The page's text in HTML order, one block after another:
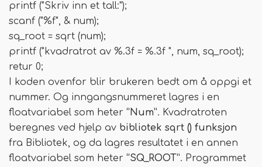
printf ("Skriv inn et tall:");
scanf ("%f", & num);
sq_root = sqrt (num);
printf ("kvadratrot av %.3f = %.3f ", num, sq_root);
retur 0;
I koden ovenfor blir brukeren bedt om å oppgi et
nummer. Og inngangsnummeret lagres i en
floatvariabel som heter “Num”. Kvadratroten
beregnes ved hjelp av bibliotek sqrt () funksjon
fra Bibliotek, og da lagres resultatet i en annen
floatvariabel som heter “SQ_ROOT”. Programmet